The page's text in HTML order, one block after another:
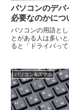
パソコンのデバ
必要なのかにつ
パソコンの用語と
とがある人は多い
ると「ドライバっ
パソコン&スマホ